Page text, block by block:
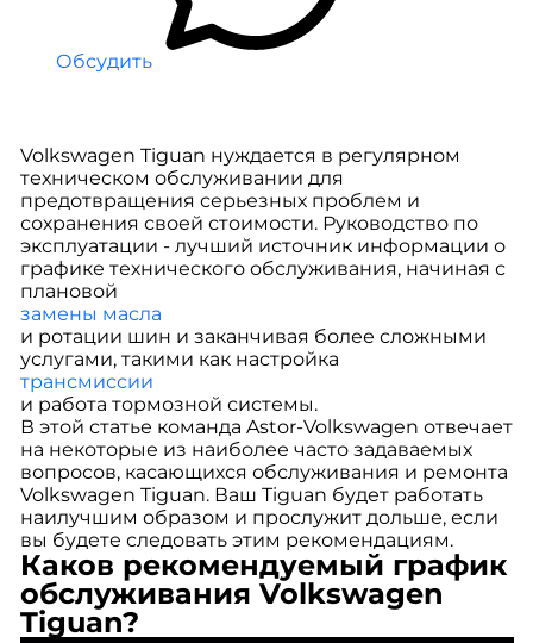
Обсудить
Volkswagen Tiguan нуждается в регулярном
техническом обслуживании для
предотвращения серьезных проблем и
сохранения своей стоимости. Руководство по
эксплуатации - лучший источник информации о
графике технического обслуживания, начиная с
плановой
замены масла
и ротации шин и заканчивая более сложными
услугами, такими как настройка
трансмиссии
и работа тормозной системы.
В этой статье команда Astor-Volkswagen отвечает
на некоторые из наиболее часто задаваемых
вопросов, касающихся обслуживания и ремонта
Volkswagen Tiguan. Ваш Tiguan будет работать
наилучшим образом и прослужит дольше, если
вы будете следовать этим рекомендациям.
Каков рекомендуемый график
обслуживания Volkswagen
Tiguan?